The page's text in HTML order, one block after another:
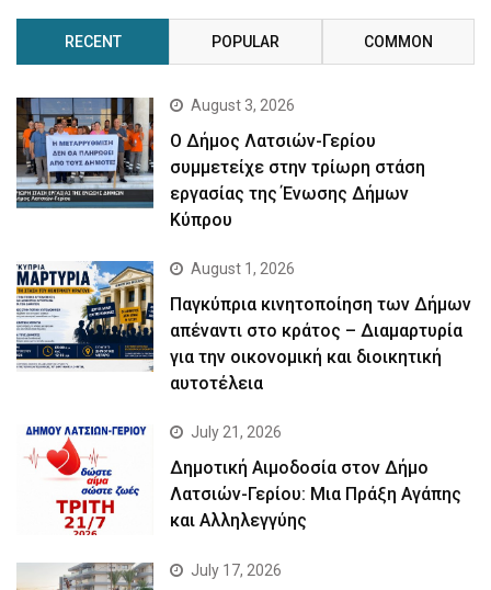
RECENT POPULAR COMMON
August 3, 2026
Ο Δήμος Λατσιών-Γερίου
συμμετείχε στην τρίωρη στάση
εργασίας της Ένωσης Δήμων
Κύπρου
August 1, 2026
Παγκύπρια κινητοποίηση των Δήμων
απέναντι στο κράτος – Διαμαρτυρία
για την οικονομική και διοικητική
αυτοτέλεια
July 21, 2026
Δημοτική Αιμοδοσία στον Δήμο
Λατσιών-Γερίου: Μια Πράξη Αγάπης
και Αλληλεγγύης
July 17, 2026